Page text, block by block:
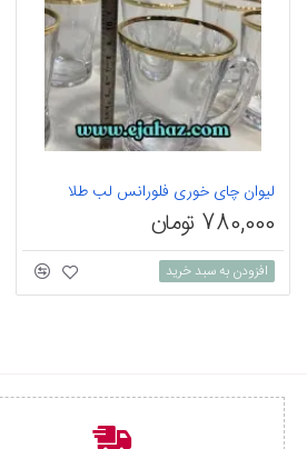
لیوان چای خوری فلورانس لب طلا
780,000 تومان
افزودن به سبد خرید